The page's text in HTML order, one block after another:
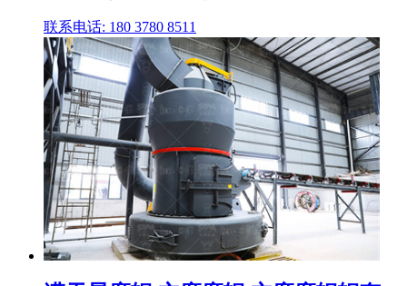
联系电话: 180 3780 8511